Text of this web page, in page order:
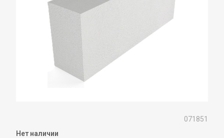
071851
Нет наличии